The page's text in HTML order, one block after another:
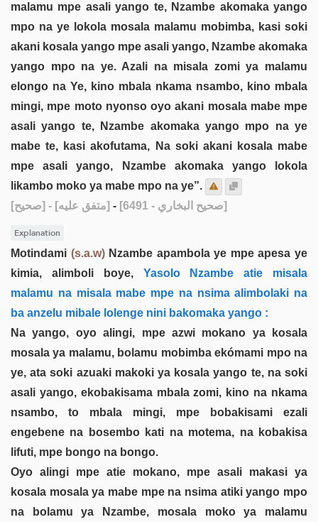
malamu mpe asali yango te, Nzambe akomaka yango
mpo na ye lokola mosala malamu mobimba, kasi soki
akani kosala yango mpe asali yango, Nzambe akomaka
yango mpo na ye. Azali na misala zomi ya malamu
elongo na Ye, kino mbala nkama nsambo, kino mbala
mingi, mpe moto nyonso oyo akani mosala mabe mpe
asali yango te, Nzambe akomaka yango mpo na ye
mabe te, kasi akofutama, Na soki akani kosala mabe
mpe asali yango, Nzambe akomaka yango lokola
likambo moko ya mabe mpo na ye”.
[صحيح]
- [متفق عليه] - [صحيح البخاري - 6491]
Explanation
Motindami (s.a.w)Nzambe apambola ye mpe apesa ye
kimia, alimboli boye,Yasolo Nzambe atie misala
malamu na misala mabe mpe na nsima alimbolaki na
ba anzelu mibale lolenge nini bakomaka yango :
Na yango, oyo alingi, mpe azwi mokano ya kosala
mosala ya malamu, bolamu mobimba ekómami mpo na
ye, ata soki azuaki makoki ya kosala yango te, na soki
asali yango, ekobakisama mbala zomi, kino na nkama
nsambo, to mbala mingi, mpe bobakisami ezali
engebene na bosembo kati na motema, na kobakisa
lifuti, mpe bongo na bongo.
Oyo alingi mpe atie mokano, mpe asali makasi ya
kosala mosala ya mabe mpe na nsima atiki yango mpo
na bolamu ya Nzambe, mosala moko ya malamu